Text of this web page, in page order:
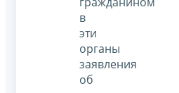
в
эти
органы
заявления
об